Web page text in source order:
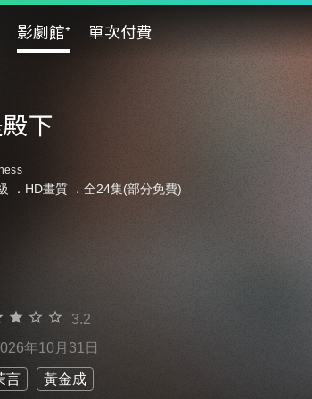
影劇館⁺ 單次付費
下
．HD畫質 ．全24集(部分免費)
3.2
年10月31日
言 黃金成